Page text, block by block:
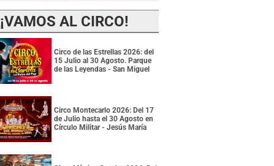
¡VAMOS AL CIRCO!
Circo de las Estrellas 2026: del
15 Julio al 30 Agosto. Parque
de las Leyendas - San Miguel
Circo Montecarlo 2026: Del 17
de Julio hasta el 30 Agosto en
Círculo Militar - Jesús María